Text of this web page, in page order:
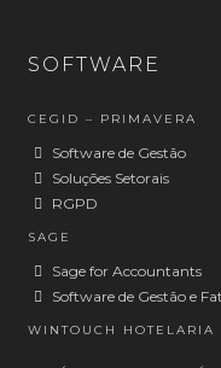
SOFTWARE
CEGID – PRIMAVERA
Software de Gestão
Soluções Setorais
RGPD
SAGE
Sage for Accountants
Software de Gestão e
WINTOUCH HOTELARIA